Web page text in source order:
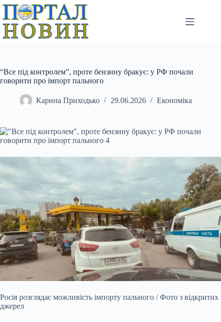
Перейти
вмісту
“Все під контролем”, проте бензину бракує: у РФ почали
говорити про імпорт пального
Карина Приходько 29.06.2026 Економіка
Росія розглядає можливість імпорту пального / Фото з відкритих
джерел